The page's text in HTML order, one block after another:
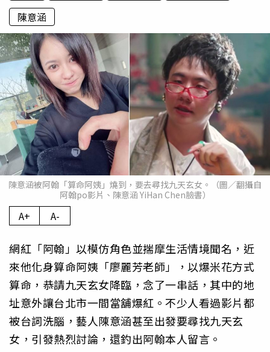
陳意涵
陳意涵被阿翰「算命阿姨」燒到，要去尋找九天玄女。（圖／翻攝自
阿翰po影片、陳意涵 YiHan Chen臉書）
A+ A-
網紅「阿翰」以模仿角色並揣摩生活情境聞名，近
來他化身算命阿姨「廖麗芳老師」，以爆米花方式
算命，恭請九天玄女降臨，念了一串話，其中的地
址意外讓台北市一間當舖爆紅。不少人看過影片都
被台詞洗腦，藝人陳意涵甚至出發要尋找九天玄
女，引發熱烈討論，還釣出阿翰本人留言。